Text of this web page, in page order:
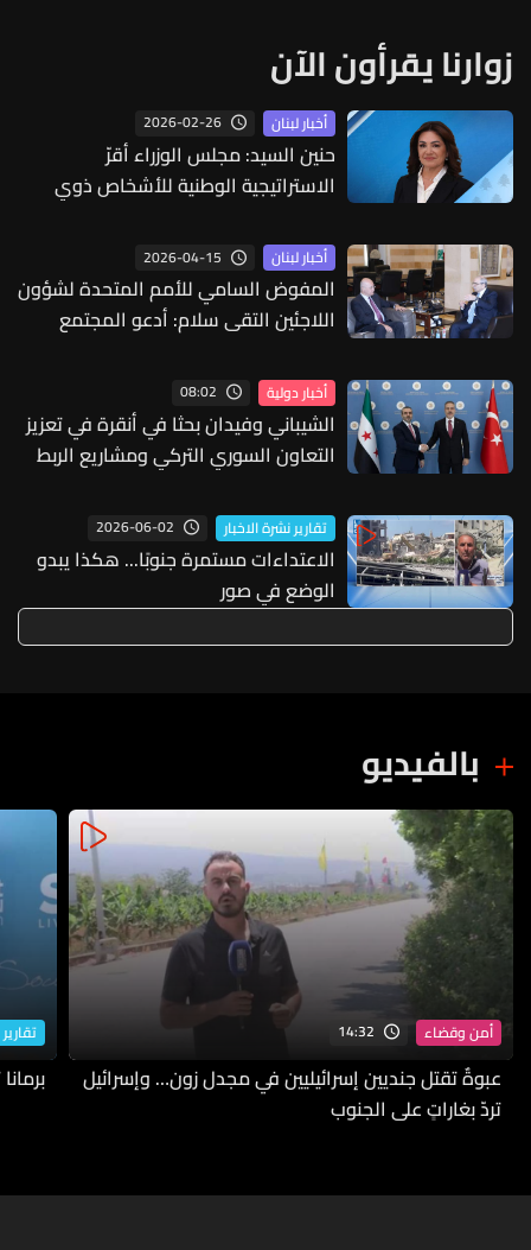
زوارنا يقرأون الآن
أخبار لبنان 2026-02-26
حنين السيد: مجلس الوزراء أقرّ
الاستراتيجية الوطنية للأشخاص ذوي
أخبار لبنان 2026-04-15
المفوض السامي للأمم المتحدة لشؤون
اللاجئين التقى سلام: أدعو المجتمع
للبنان
أخبار دولية 08:02
الشيباني وفيدان بحثا في أنقرة في تعزيز
التعاون السوري التركي ومشاريع الربط
تقارير نشرة الاخبار 2026-06-02
الاعتداءات مستمرة جنوبًا... هكذا يبدو
الوضع في صور
بالفيديو
أمن وقضاء 14:32
عبوةٌ تقتل جنديين إسرائيليين في مجدل زون… وإسرائيل
تردّ بغاراتٍ على الجنوب